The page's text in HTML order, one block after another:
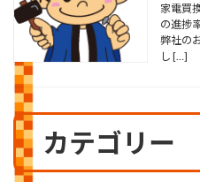
家電買
の進捗
弊社の
し […]
カテゴリー